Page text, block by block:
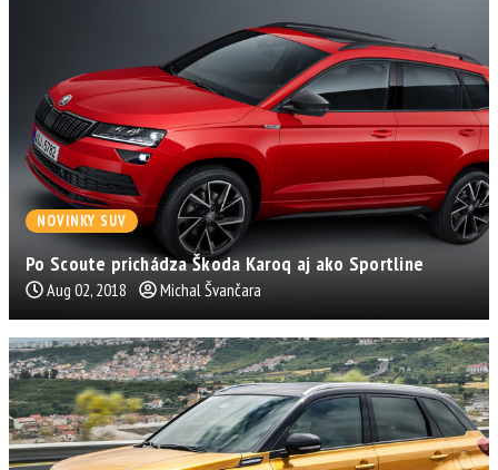
NOVINKY SUV
Po Scoute prichádza Škoda Karoq aj ako Sportline
Aug 02, 2018 Michal Švančara